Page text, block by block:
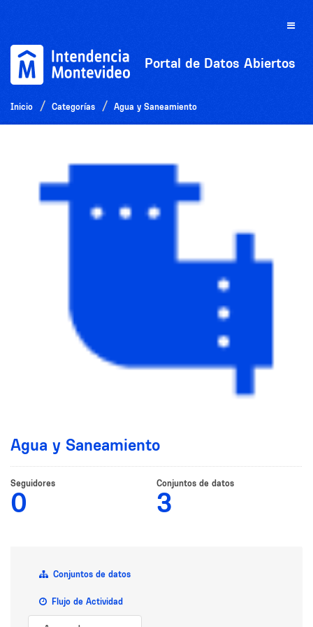
Toggle
Portal de Datos Abiertos
Inicio Categorías Agua y Saneamiento
Agua y Saneamiento
Seguidores
0
Conjuntos de datos
3
Conjuntos de datos
Flujo de Actividad